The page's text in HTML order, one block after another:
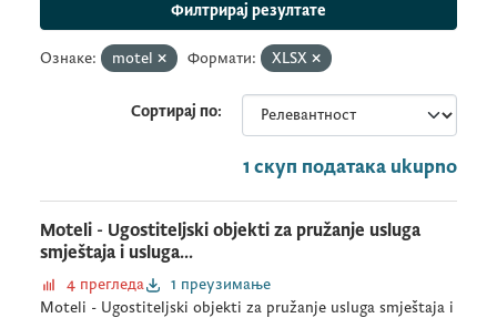
Филтрирај резултате
Ознаке: motel Формати: XLSX
Сортирај по
1 скуп података ukupno
Moteli - Ugostiteljski objekti za pružanje usluga
smještaja i usluga...
4 прегледа
1 преузимање
Moteli - Ugostiteljski objekti za pružanje usluga smještaja i